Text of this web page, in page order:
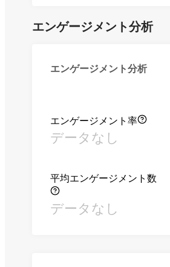
エンゲージメント分析
エンゲージメント分析
エンゲージメント率
データなし
平均エンゲージメント数
データなし